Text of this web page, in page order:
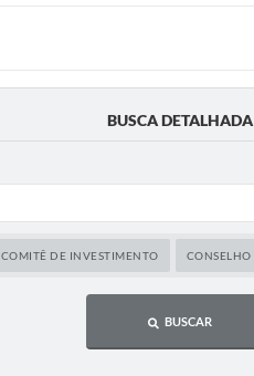
BUSCA DETALHADA
COMITÊ DE INVESTIMENTO
BUSCAR